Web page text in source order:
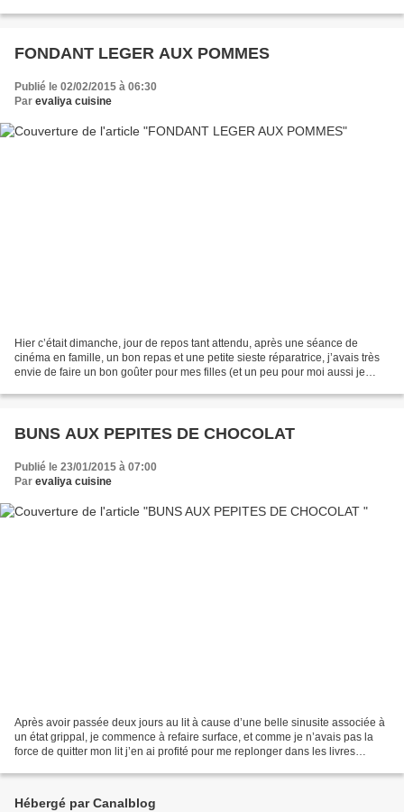
FONDANT LEGER AUX POMMES
Publié le 02/02/2015 à 06:30
Par evaliya cuisine
Hier c’était dimanche, jour de repos tant attendu, après une séance de
cinéma en famille, un bon repas et une petite sieste réparatrice, j’avais très
envie de faire un bon goûter pour mes filles (et un peu pour moi aussi je
BUNS AUX PEPITES DE CHOCOLAT
Publié le 23/01/2015 à 07:00
Par evaliya cuisine
Après avoir passée deux jours au lit à cause d’une belle sinusite associée à
un état grippal, je commence à refaire surface, et comme je n’avais pas la
force de quitter mon lit j’en ai profité pour me replonger dans les livres
Hébergé par Canalblog